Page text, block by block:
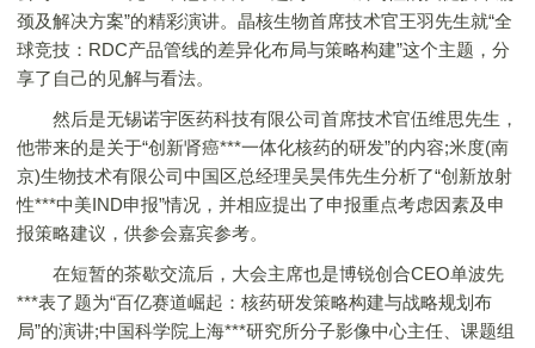
颈及解决方案”的精彩演讲。晶核生物首席技术官王羽先生就“全
球竞技：RDC产品管线的差异化布局与策略构建”这个主题，分
享了自己的见解与看法。
然后是无锡诺宇医药科技有限公司首席技术官伍维思先生，
他带来的是关于“创新肾癌***一体化核药的研发”的内容;米度(南
京)生物技术有限公司中国区总经理吴昊伟先生分析了“创新放射
性***中美IND申报”情况，并相应提出了申报重点考虑因素及申
报策略建议，供参会嘉宾参考。
在短暂的茶歇交流后，大会主席也是博锐创合CEO单波先
***表了题为“百亿赛道崛起：核药研发策略构建与战略规划布
局”的演讲;中国科学院上海***研究所分子影像中心主任、课题组